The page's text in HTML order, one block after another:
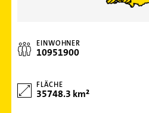
EINWOHNER
10951900
FLÄCHE
35748.3 km²